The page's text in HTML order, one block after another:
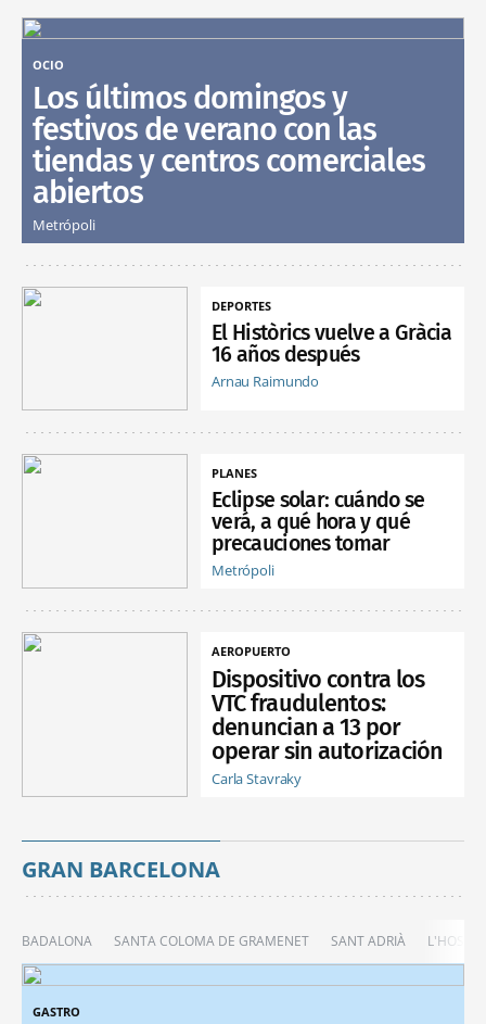
OCIO
Los últimos domingos y
festivos de verano con las
tiendas y centros comerciales
abiertos
Metrópoli
DEPORTES
El Històrics vuelve a Gràcia
16 años después
Arnau Raimundo
PLANES
Eclipse solar: cuándo se
verá, a qué hora y qué
precauciones tomar
Metrópoli
AEROPUERTO
Dispositivo contra los
VTC fraudulentos:
denuncian a 13 por
operar sin autorización
Carla Stavraky
GRAN BARCELONA
BADALONA SANTA COLOMA DE GRAMENET SANT ADRIÀ
GASTRO